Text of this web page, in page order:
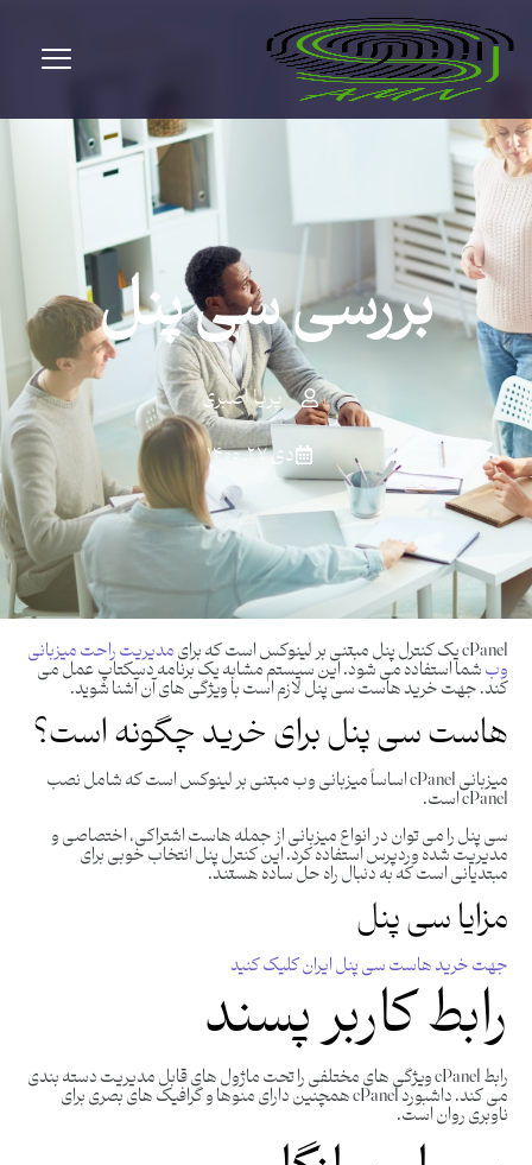
بررسی سی پنل
پریا اصبری
دی ۲۷, ۱۴۰۰
cPanel یک کنترل پنل مبتنی بر لینوکس است که برای مدیریت راحت میزبانی
وبشما استفاده می شود. این سیستم مشابه یک برنامه دسکتاپ عمل می
کند. جهت خرید هاست سی پنل لازم است با ویژگی های آن آشنا شوید.
هاست سی پنل برای خرید چگونه است؟
میزبانی cPanel اساساً میزبانی وب مبتنی بر لینوکس است که شامل نصب
cPanel است.
سی پنل را می توان در انواع میزبانی از جمله هاست اشتراکی، اختصاصی و
مدیریت شده وردپرس استفاده کرد. این کنترل پنل انتخاب خوبی برای
مبتدیانی است که به دنبال راه حل ساده هستند.
مزایا سی پنل
جهت خرید هاست سی پنل ایران کلیک کنید
رابط کاربر پسند
رابط cPanel ویژگی ‌های مختلفی را تحت ماژول‌ های قابل مدیریت دسته‌ بندی
می‌ کند. داشبورد cPanel همچنین دارای منوها و گرافیک های بصری برای
ناوبری روان است.